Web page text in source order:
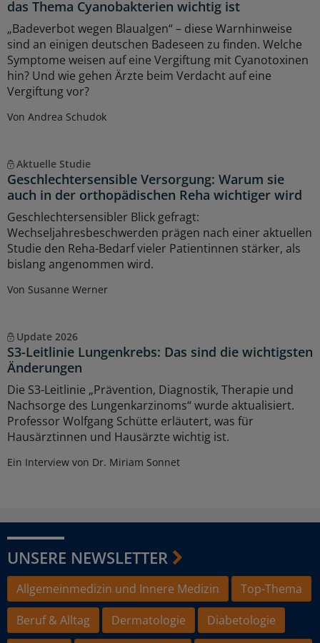
das Thema Cyanobakterien wichtig ist
„Badeverbot wegen Blaualgen“ – diese Warnhinweise
sind an einigen deutschen Badeseen zu finden. Welche
Symptome weisen auf eine Vergiftung mit Cyanotoxinen
hin? Und wie gehen Ärzte beim Verdacht auf eine
Vergiftung vor?
Von Andrea Schudok
Aktuelle Studie
Geschlechtersensible Versorgung: Warum sie
auch in der orthopädischen Reha wichtiger wird
Geschlechtersensibler Blick gefragt:
Wechseljahresbeschwerden prägen nach einer aktuellen
Studie den Reha-Bedarf vieler Patientinnen stärker, als
bislang angenommen wird.
Von Susanne Werner
Update 2026
S3-Leitlinie Lungenkrebs: Das sind die wichtigsten
Änderungen
Die S3-Leitlinie „Prävention, Diagnostik, Therapie und
Nachsorge des Lungenkarzinoms“ wurde aktualisiert.
Professor Wolfgang Schütte erläutert, was für
Hausärztinnen und Hausärzte wichtig ist.
Ein Interview von Dr. Miriam Sonnet
UNSERE NEWSLETTER
Allgemeinmedizin und Innere Medizin
Top-Thema
Beruf & Alltag
Dermatologie
Diabetologie